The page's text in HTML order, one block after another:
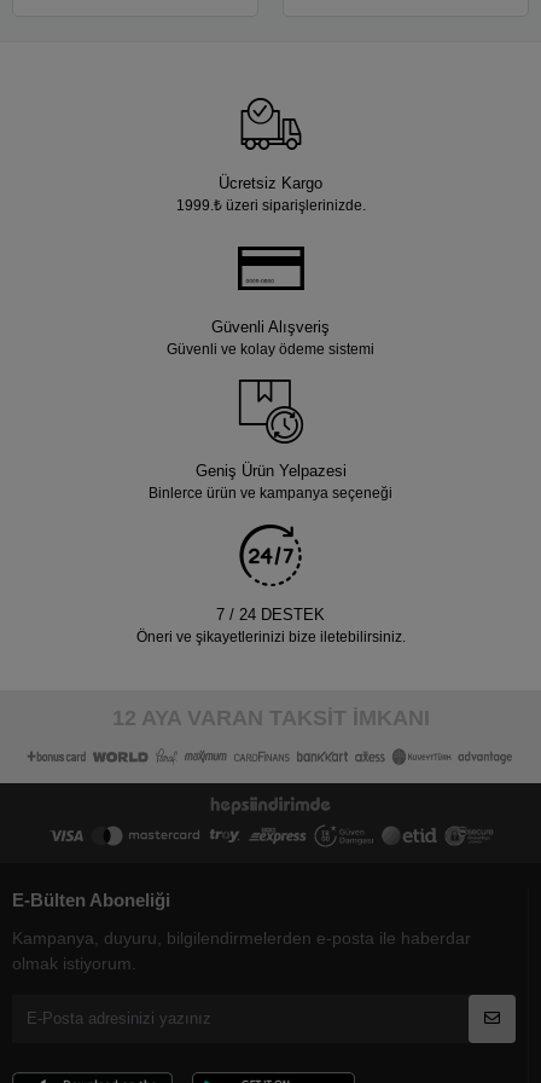
Ücretsiz Kargo
1999.₺ üzeri siparişlerinizde.
Güvenli Alışveriş
Güvenli ve kolay ödeme sistemi
Geniş Ürün Yelpazesi
Binlerce ürün ve kampanya seçeneği
7 / 24 DESTEK
Öneri ve şikayetlerinizi bize iletebilirsiniz.
12 AYA VARAN TAKSİT İMKANI
E-Bülten Aboneliği
Kampanya, duyuru, bilgilendirmelerden e-posta ile haberdar
olmak istiyorum.